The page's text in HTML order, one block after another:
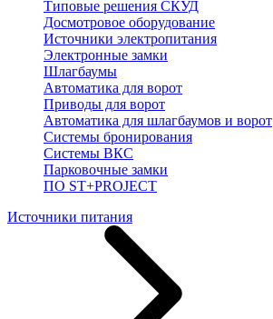
Типовые решения СКУД
Досмотровое оборудование
Источники электропитания
Электронные замки
Шлагбаумы
Автоматика для ворот
Приводы для ворот
Автоматика для шлагбаумов и ворот
Системы бронирования
Системы ВКС
Парковочные замки
ПО ST+PROJECT
Источники питания